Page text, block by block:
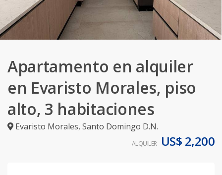
Apartamento en alquiler
en Evaristo Morales, piso
alto, 3 habitaciones
Evaristo Morales, Santo Domingo D.N.
ALQUILER US$ 2,200